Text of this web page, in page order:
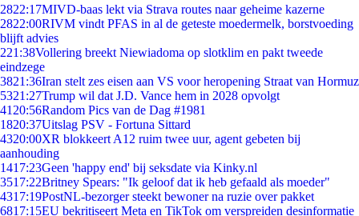
2822:17MIVD-baas lekt via Strava routes naar geheime kazerne
2822:00RIVM vindt PFAS in al de geteste moedermelk, borstvoeding
blijft advies
221:38Vollering breekt Niewiadoma op slotklim en pakt tweede
eindzege
3821:36Iran stelt zes eisen aan VS voor heropening Straat van Hormuz
5321:27Trump wil dat J.D. Vance hem in 2028 opvolgt
41 20:56Random Pics van de Dag #1981
1820:37Uitslag PSV - Fortuna Sittard
4320:00XR blokkeert A12 ruim twee uur, agent gebeten bij
aanhouding
1417:23Geen 'happy end' bij seksdate via Kinky.nl
3517:22Britney Spears: "Ik geloof dat ik heb gefaald als moeder"
4317:19PostNL-bezorger steekt bewoner na ruzie over pakket
6817:15EU bekritiseert Meta en TikTok om verspreiden desinformatie